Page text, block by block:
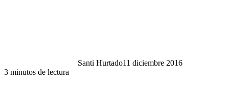
Santi Hurtado11 diciembre 2016
3 minutos de lectura